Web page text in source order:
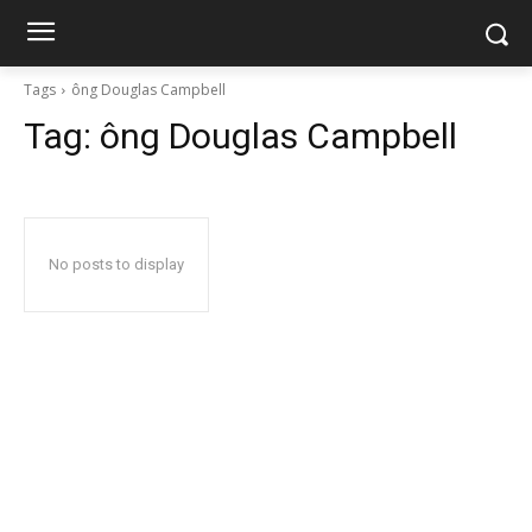
Tags ông Douglas Campbell
Tag: ông Douglas Campbell
No posts to display